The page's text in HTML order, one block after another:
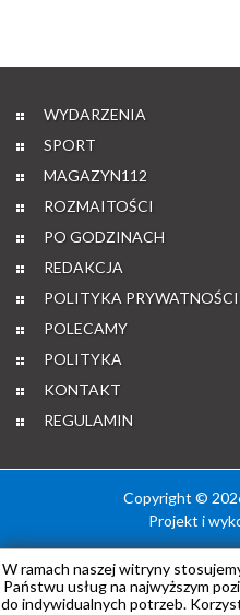
PO GODZINACH
POLITYKA PRYWATNOŚCI
POLECAMY
POLITYKA